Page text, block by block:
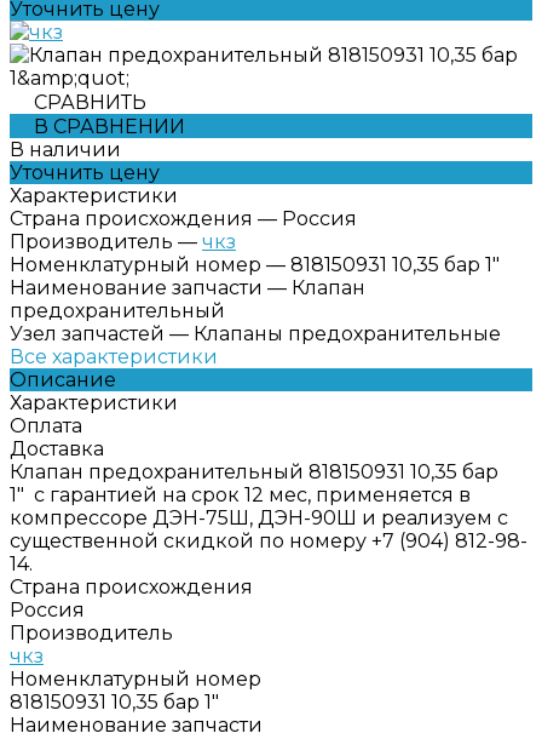
Уточнить цену
СРАВНИТЬ
В СРАВНЕНИИ
В наличии
Уточнить цену
Характеристики
Страна происхождения — Россия
Производитель — чкз
Номенклатурный номер — 818150931 10,35 бар 1"
Наименование запчасти — Клапан
предохранительный
Узел запчастей — Клапаны предохранительные
Все характеристики
Описание
Характеристики
Оплата
Доставка
Клапан предохранительный 818150931 10,35 бар
1" с гарантией на срок 12 мес, применяется в
компрессоре ДЭН-75Ш, ДЭН-90Ш и реализуем с
существенной скидкой по номеру +7 (904) 812-98-
14.
Страна происхождения
Россия
Производитель
чкз
Номенклатурный номер
818150931 10,35 бар 1"
Наименование запчасти